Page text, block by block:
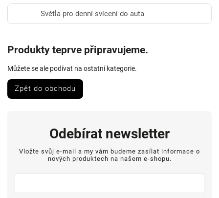
Světla pro denní svícení do auta
Produkty teprve připravujeme.
Můžete se ale podívat na ostatní kategorie.
Zpět do obchodu
Odebírat newsletter
Vložte svůj e-mail a my vám budeme zasílat informace o
nových produktech na našem e-shopu.